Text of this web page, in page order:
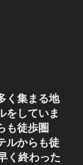
く集まる地
をしていま
も徒歩圏
ルからも徒
く終わった